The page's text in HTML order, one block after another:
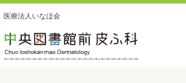
医療法人いなほ会